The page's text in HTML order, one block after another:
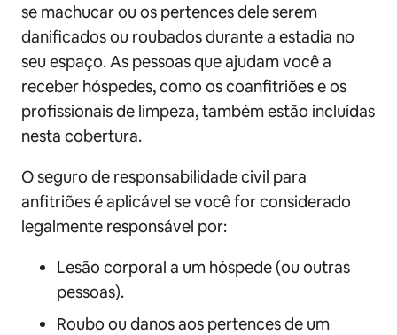
se machucar ou os pertences dele serem
danificados ou roubados durante a estadia no
seu espaço. As pessoas que ajudam você a
receber hóspedes, como os coanfitriões e os
profissionais de limpeza, também estão incluídas
nesta cobertura.
O seguro de responsabilidade civil para
anfitriões é aplicável se você for considerado
legalmente responsável por:
Lesão corporal a um hóspede (ou outras
pessoas).
Roubo ou danos aos pertences de um